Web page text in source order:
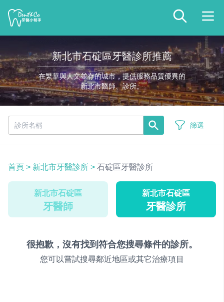
新北市石碇區牙醫診所推薦
在繁華與人文並存的城市，提供服務品質優異的
新北市醫師、診所。
篩選
首頁 > 新北市牙醫診所 > 石碇區牙醫診所
新北市石碇區
牙醫師
新北市石碇區
牙醫診所
很抱歉，沒有找到符合您搜尋條件的診所。
您可以嘗試搜尋鄰近地區或其它治療項目